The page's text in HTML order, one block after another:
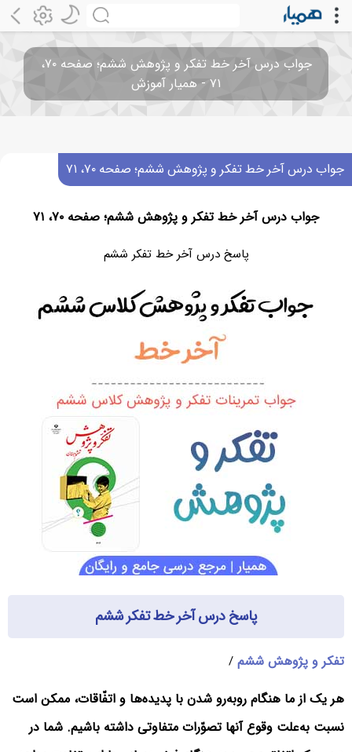
جواب درس آخر خط تفکر و پژوهش ششم؛ صفحه ۷۰،
۷۱ - همیار آموزش
جواب درس آخر خط تفکر و پژوهش ششم؛ صفحه ۷۰، ۷۱
جواب درس آخر خط تفکر و پژوهش ششم؛ صفحه ۷۰، ۷۱
پاسخ درس آخر خط تفکر ششم
پاسخ درس آخر خط تفکر ششم
تفکر و پژوهش ششم /
هر یک از ما هنگام روبه‌رو شدن با پدیده‌ها و اتفّاقات، ممکن است
نسبت به‌علت وقوع آنها تصوّرات متفاوتی داشته باشیم. شما در